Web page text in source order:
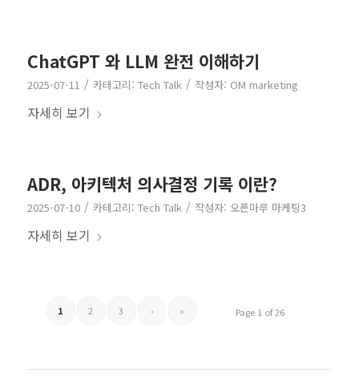
ChatGPT 와 LLM 완전 이해하기
2025-07-11 / 카테고리: Tech Talk / 작성자: OM marketing
자세히 보기
ADR, 아키텍처 의사결정 기록 이란?
2025-07-10 / 카테고리: Tech Talk / 작성자: 오픈마루 마케팅3
자세히 보기
Page 1 of 26
1 2 3 › »